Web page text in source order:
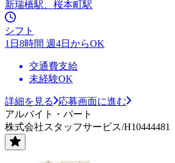
新瑞橋駅、桜本町駅
シフト
1日8時間 週4日からOK
交通費支給
未経験OK
詳細を見る
応募画面に進む
アルバイト・パート
株式会社スタッフサービス/H10444481